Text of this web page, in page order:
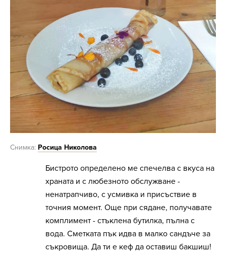
Снимка: Росица Николова
Бистрото определено ме спечелва с вкуса на
храната и с любезното обслужване -
ненатрапчиво, с усмивка и присъствие в
точния момент. Още при сядане, получавате
комплимент - стъклена бутилка, пълна с
вода. Сметката пък идва в малко сандъче за
съкровища. Да ти е кеф да оставиш бакшиш!